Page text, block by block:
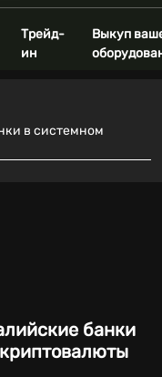
Трейд-
ин
Выкуп
в системном
банки